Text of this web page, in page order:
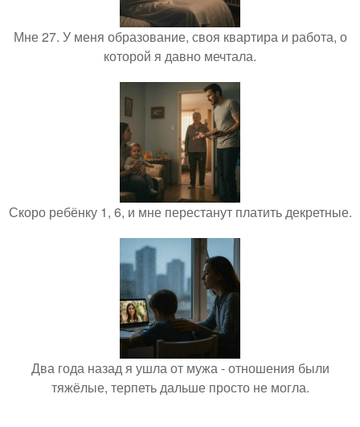
Мне 27. У меня образование, своя квартира и работа, о
которой я давно мечтала.
Скоро ребёнку 1, 6, и мне перестанут платить декретные.
Два года назад я ушла от мужа - отношения были
тяжёлые, терпеть дальше просто не могла.